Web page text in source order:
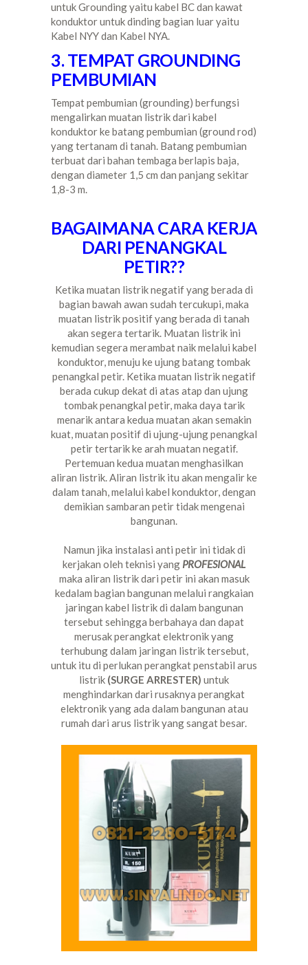
untuk Grounding yaitu kabel BC dan kawat
konduktor untuk dinding bagian luar yaitu
Kabel NYY dan Kabel NYA.
3. TEMPAT GROUNDING
PEMBUMIAN
Tempat pembumian (grounding) berfungsi
mengalirkan muatan listrik dari kabel
konduktor ke batang pembumian (ground rod)
yang tertanam di tanah. Batang pembumian
terbuat dari bahan tembaga berlapis baja,
dengan diameter 1,5 cm dan panjang sekitar
1,8-3 m.
BAGAIMANA CARA KERJA
DARI PENANGKAL
PETIR??
Ketika muatan listrik negatif yang berada di
bagian bawah awan sudah tercukupi, maka
muatan listrik positif yang berada di tanah
akan segera tertarik. Muatan listrik ini
kemudian segera merambat naik melalui kabel
konduktor, menuju ke ujung batang tombak
penangkal petir. Ketika muatan listrik negatif
berada cukup dekat di atas atap dan ujung
tombak penangkal petir, maka daya tarik
menarik antara kedua muatan akan semakin
kuat, muatan positif di ujung-ujung penangkal
petir tertarik ke arah muatan negatif.
Pertemuan kedua muatan menghasilkan
aliran listrik. Aliran listrik itu akan mengalir ke
dalam tanah, melalui kabel konduktor, dengan
demikian sambaran petir tidak mengenai
bangunan.
Namun jika instalasi anti petir ini tidak di
kerjakan oleh teknisi yang PROFESIONAL
maka aliran listrik dari petir ini akan masuk
kedalam bagian bangunan melalui rangkaian
jaringan kabel listrik di dalam bangunan
tersebut sehingga berbahaya dan dapat
merusak perangkat elektronik yang
terhubung dalam jaringan listrik tersebut,
untuk itu di perlukan perangkat penstabil arus
listrik (SURGE ARRESTER) untuk
menghindarkan dari rusaknya perangkat
elektronik yang ada dalam bangunan atau
rumah dari arus listrik yang sangat besar.